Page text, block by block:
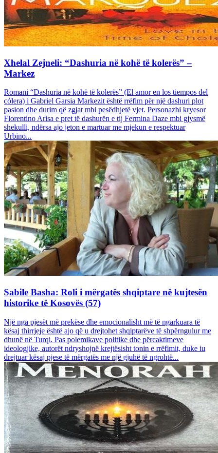
Xhelal Zejneli: “Dashuria në kohë të kolerës” –
Markez
Romani “Dashuria në kohë të kolerës” (El amor en los tiempos del
cólera) i Gabriel Garsia Markezit është rrëfim për një dashuri plot
pasion dhe durim që zgjat mbi pesëdhjetë vjet. Personazhi kryesor
Florentino Arisa e pret të dashurën e tij Fermina Daze mbi gjysmë
shekulli, ndërsa ajo jeton e martuar me mjekun e respektuar
Urbino...
Sabile Basha: Roli i mërgatës shqiptare në kujtesën
historike të Kosovës (57)
Një nga pjesët më prekëse dhe emocionalisht më të ngarkuara të
kësaj thirrjeje është ajo që u drejtohet shqiptarëve të shpërngulur me
dhunë në Turqi. Pas polemikave politike dhe përcaktimeve
ideologjike, autorët ndryshojnë krejtësisht tonin e rrëfimit, duke iu
drejtuar kësaj pjese të mërgatës me një gjuhë të ngrohtë...